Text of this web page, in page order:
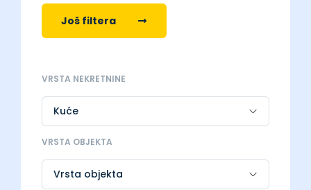
Još filtera
VRSTA NEKRETNINE
VRSTA OBJEKTA